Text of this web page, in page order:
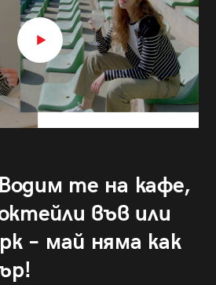
те на кафе,
във или
– май няма как